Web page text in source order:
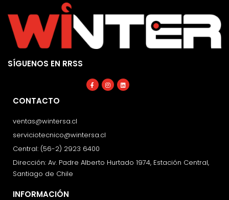
SÍGUENOS EN RRSS
Facebook-
f
Instagram
Linkedin
CONTACTO
ventas@wintersa.cl
serviciotecnico@wintersa.cl
Central: (56-2) 2923 6400
Dirección: Av. Padre Alberto Hurtado 1974, Estación Central,
Santiago de Chile
INFORMACIÓN